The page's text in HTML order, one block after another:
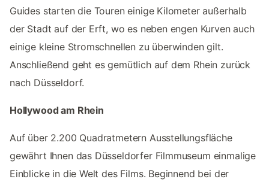
Guides starten die Touren einige Kilometer außerhalb
der Stadt auf der Erft, wo es neben engen Kurven auch
einige kleine Stromschnellen zu überwinden gilt.
Anschließend geht es gemütlich auf dem Rhein zurück
nach Düsseldorf.
Hollywood am Rhein
Auf über 2.200 Quadratmetern Ausstellungsfläche
gewährt Ihnen das Düsseldorfer Filmmuseum einmalige
Einblicke in die Welt des Films. Beginnend bei der